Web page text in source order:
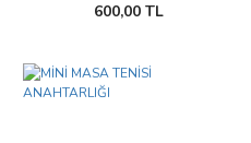
600,00 TL